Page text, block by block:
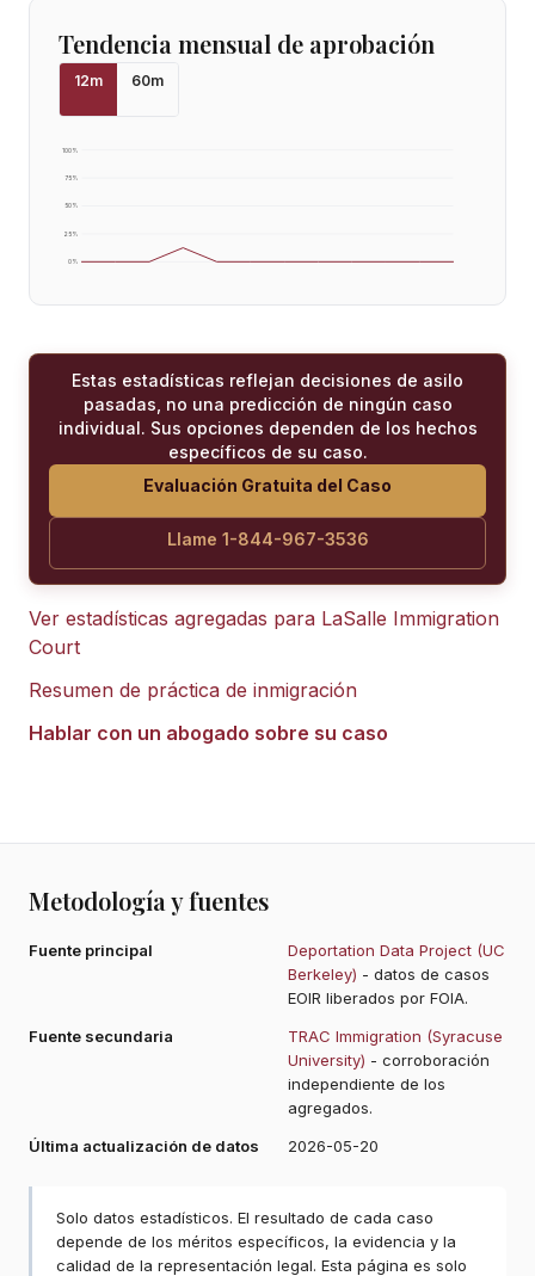
Tendencia mensual de aprobación
12m 60m
0%
25%
50%
75%
100%
Estas estadísticas reflejan decisiones de asilo
pasadas, no una predicción de ningún caso
individual. Sus opciones dependen de los hechos
específicos de su caso.
Evaluación Gratuita del Caso
Llame 1-844-967-3536
Ver estadísticas agregadas para LaSalle Immigration
Court
Resumen de práctica de inmigración
Hablar con un abogado sobre su caso
Metodología y fuentes
Fuente principal
Deportation Data Project (UC
Berkeley) - datos de casos
EOIR liberados por FOIA.
Fuente secundaria
TRAC Immigration (Syracuse
University) - corroboración
independiente de los
agregados.
Última actualización de datos
2026-05-20
Solo datos estadísticos. El resultado de cada caso
depende de los méritos específicos, la evidencia y la
calidad de la representación legal. Esta página es solo